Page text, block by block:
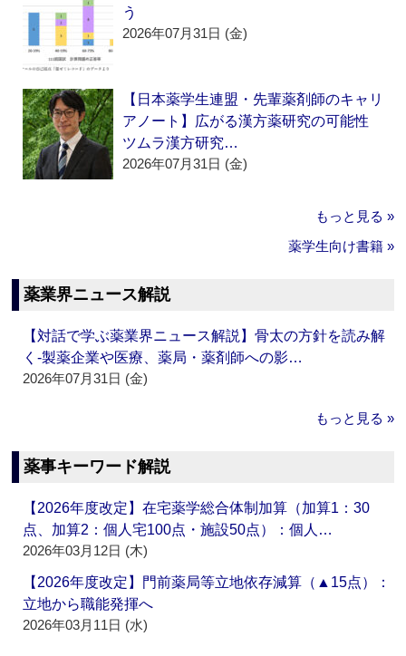
う
2026年07月31日 (金)
【日本薬学生連盟・先輩薬剤師のキャリ
アノート】広がる漢方薬研究の可能性
ツムラ漢方研究…
2026年07月31日 (金)
もっと見る »
薬学生向け書籍 »
薬業界ニュース解説
【対話で学ぶ薬業界ニュース解説】骨太の方針を読み解
く‐製薬企業や医療、薬局・薬剤師への影…
2026年07月31日 (金)
もっと見る »
薬事キーワード解説
【2026年度改定】在宅薬学総合体制加算（加算1：30
点、加算2：個人宅100点・施設50点）：個人…
2026年03月12日 (木)
【2026年度改定】門前薬局等立地依存減算（▲15点）：
立地から職能発揮へ
2026年03月11日 (水)